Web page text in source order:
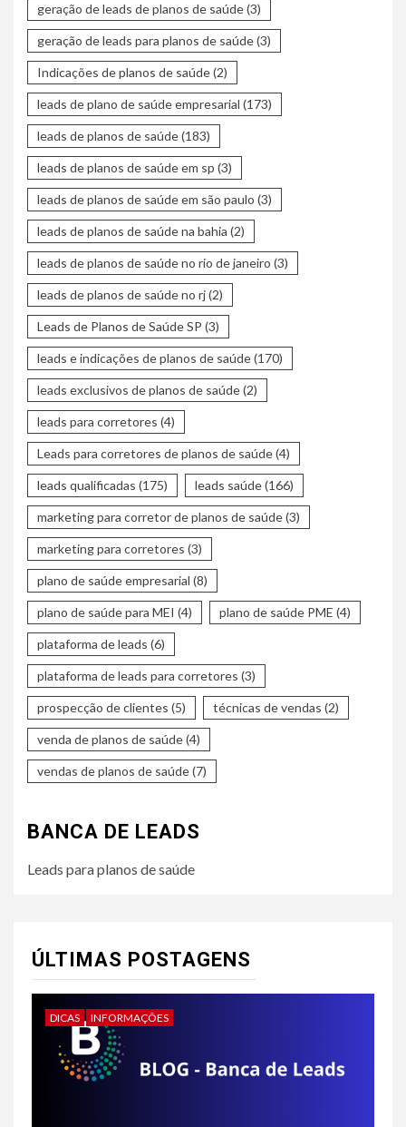
geração de leads de planos de saúde(3)
geração de leads para planos de saúde(3)
Indicações de planos de saúde(2)
leads de plano de saúde empresarial (173)
leads de planos de saúde(183)
leads de planos de saúde em sp (3)
leads de planos de saúde em são paulo (3)
leads de planos de saúde na bahia (2)
leads de planos de saúde no rio de janeiro (3)
leads de planos de saúde no rj(2)
Leads de Planos de Saúde SP (3)
leads e indicações de planos de saúde(170)
leads exclusivos de planos de saúde(2)
leads para corretores (4)
Leads para corretores de planos de saúde(4)
leads qualificadas (175) leads saúde(166)
marketing para corretor de planos de saúde(3)
marketing para corretores (3)
plano de saúde empresarial (8)
plano de saúde para MEI (4) plano de saúde PME (4)
plataforma de leads (6)
plataforma de leads para corretores (3)
prospecção de clientes (5) técnicas de vendas (2)
venda de planos de saúde(4)
vendas de planos de saúde(7)
BANCA DE LEADS
Leads para planos de saúde
ÚLTIMAS POSTAGENS
DICAS INFORMAÇÕES